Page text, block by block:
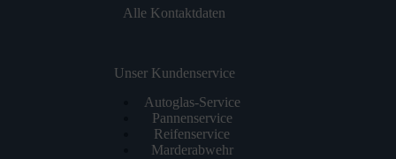
Alle Kontaktdaten
Unser Kundenservice
Autoglas-Service
Pannenservice
Reifenservice
Marderabwehr